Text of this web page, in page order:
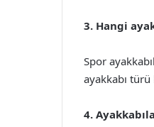
3. Hangi
Spor
ayakkabı
4.